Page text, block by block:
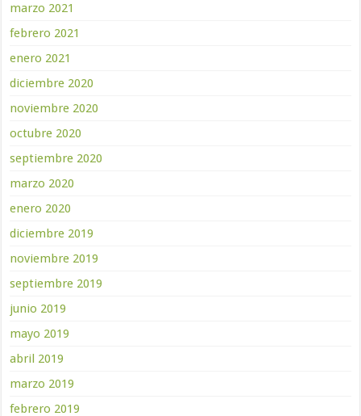
marzo 2021
febrero 2021
enero 2021
diciembre 2020
noviembre 2020
octubre 2020
septiembre 2020
marzo 2020
enero 2020
diciembre 2019
noviembre 2019
septiembre 2019
junio 2019
mayo 2019
abril 2019
marzo 2019
febrero 2019